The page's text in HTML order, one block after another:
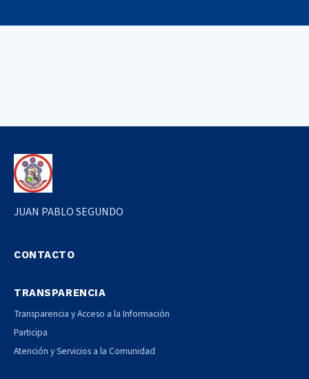
JUAN PABLO SEGUNDO
CONTACTO
TRANSPARENCIA
Transparencia y Acceso a la Información
Participa
Atención y Servicios a la Comunidad